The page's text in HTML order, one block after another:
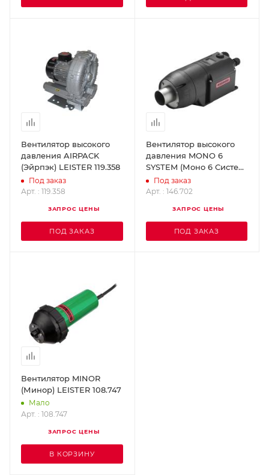
Вентилятор высокого
давления AIRPACK
(Эйрпэк) LEISTER 119.358
Под заказ
Арт. : 119.358
ЗАПРОС ЦЕНЫ
ПОД ЗАКАЗ
Вентилятор высокого
давления MONO 6
SYSTEM (Моно 6 Систем)
LEISTER 146.702
Под заказ
Арт. : 146.702
ЗАПРОС ЦЕНЫ
ПОД ЗАКАЗ
Вентилятор MINOR
(Минор) LEISTER 108.747
Мало
Арт. : 108.747
ЗАПРОС ЦЕНЫ
В КОРЗИНУ